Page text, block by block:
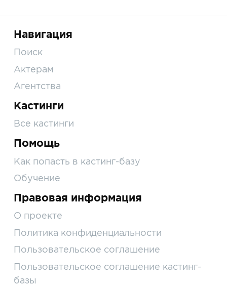
Навигация
Поиск
Актерам
Агентства
Кастинги
Все кастинги
Помощь
Как попасть в кастинг-базу
Обучение
Правовая информация
О проекте
Политика конфиденциальности
Пользовательское соглашение
Пользовательское соглашение кастинг-
базы